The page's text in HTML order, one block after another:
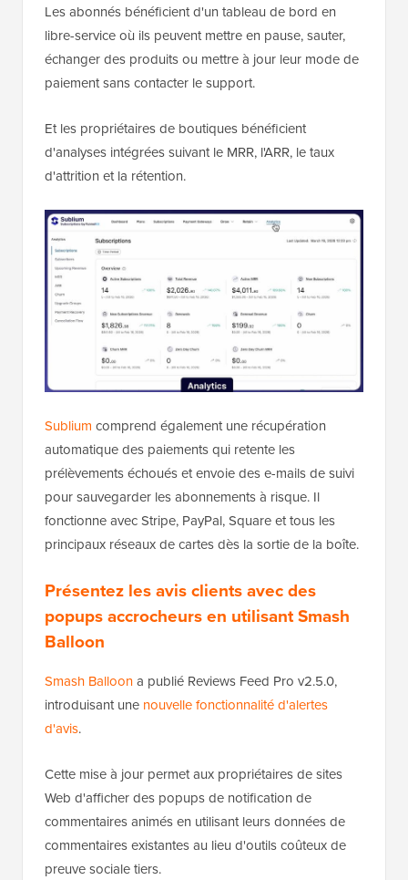
Les abonnés bénéficient d'un tableau de bord en
libre-service où ils peuvent mettre en pause, sauter,
échanger des produits ou mettre à jour leur mode de
paiement sans contacter le support.
Et les propriétaires de boutiques bénéficient
d'analyses intégrées suivant le MRR, l'ARR, le taux
d'attrition et la rétention.
Sublium comprend également une récupération
automatique des paiements qui retente les
prélèvements échoués et envoie des e-mails de suivi
pour sauvegarder les abonnements à risque. Il
fonctionne avec Stripe, PayPal, Square et tous les
principaux réseaux de cartes dès la sortie de la boîte.
Présentez les avis clients avec des
popups accrocheurs en utilisant Smash
Balloon
Smash Balloona publié Reviews Feed Pro v2.5.0,
introduisant une nouvelle fonctionnalité d'alertes
d'avis.
Cette mise à jour permet aux propriétaires de sites
Web d'afficher des popups de notification de
commentaires animés en utilisant leurs données de
commentaires existantes au lieu d'outils coûteux de
preuve sociale tiers.